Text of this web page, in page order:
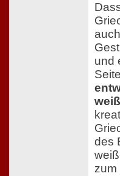
und
des
zum